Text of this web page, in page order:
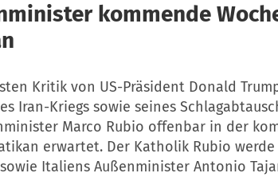
kommende
Kritik von US-Präsident Donald
Iran-Kriegs sowie seines
Marco Rubio offenbar in der
erwartet. Der Katholik Rubio
Italiens Außenminister Antonio